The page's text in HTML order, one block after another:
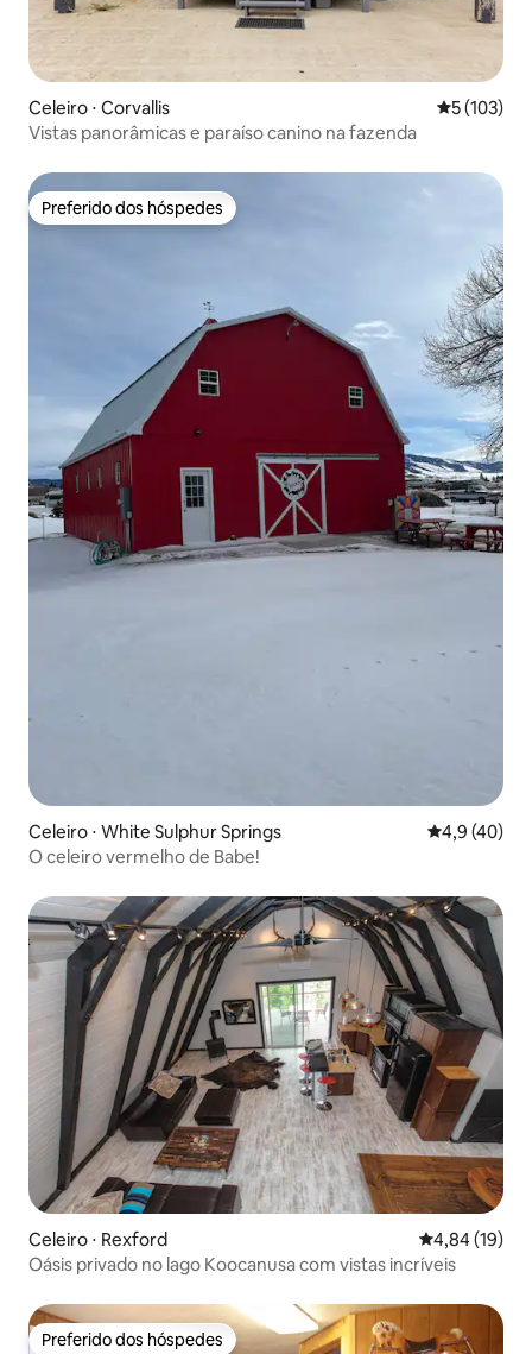
Celeiro ⋅ Corvallis 5 de uma
5 (103)
Vistas panorâmicas e paraíso canino na fazenda
Preferido dos hóspedes
Preferido dos hóspedes
Celeiro ⋅ White Sulphur Springs 4,9 de uma
4,9 (40)
O celeiro vermelho de Babe!
Celeiro ⋅ Rexford 4,84 de uma
4,84 (19)
Oásis privado no lago Koocanusa com vistas incríveis
Preferido dos hóspedes
Preferido dos hóspedes